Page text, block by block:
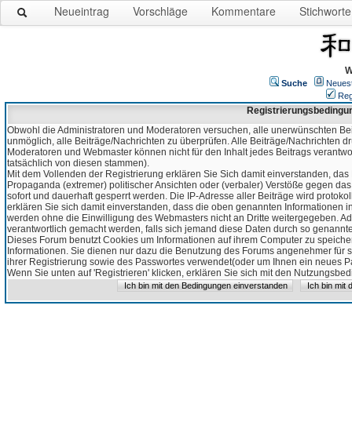
Neueintrag Vorschläge Kommentare Stichworte
Suche
Obwohl die Administratoren und Moderatoren versuchen, alle unerwünschten
unmöglich, alle Beiträge/Nachrichten zu überprüfen. Alle Beiträge/Nachrichten
Moderatoren und Webmaster können nicht für den Inhalt jedes Beitrags
tatsächlich von diesen stammen).
Mit dem Vollenden der Registrierung erklären Sie Sich damit einverstanden,
Propaganda (extremer) politischer Ansichten oder (verbaler) Verstöße gegen
sofort und dauerhaft gesperrt werden. Die IP-Adresse aller Beiträge wird
erklären Sie sich damit einverstanden, dass die oben genannten Informationen
werden ohne die Einwilligung des Webmasters nicht an Dritte weitergegeben.
verantwortlich gemacht werden, falls sich jemand diese Daten durch so
Dieses Forum benutzt Cookies um Informationen auf ihrem Computer zu
Informationen. Sie dienen nur dazu die Benutzung des Forums angenehmer
ihrer Registrierung sowie des Passwortes verwendet(oder um Ihnen ein neues
Wenn Sie unten auf 'Registrieren' klicken, erklären Sie sich mit den